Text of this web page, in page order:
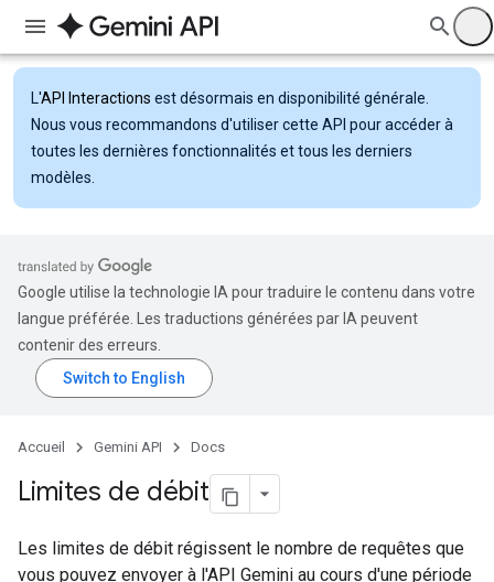
L'API Interactions est désormais en disponibilité générale.
Nous vous recommandons d'utiliser cette API pour accéder à
toutes les dernières fonctionnalités et tous les derniers
modèles.
Google utilise la technologie IA pour traduire le contenu dans votre
langue préférée. Les traductions générées par IA peuvent
contenir des erreurs.
Accueil Gemini API Docs
Limites de débit
Les limites de débit régissent le nombre de requêtes que
vous pouvez envoyer à l'API Gemini au cours d'une période